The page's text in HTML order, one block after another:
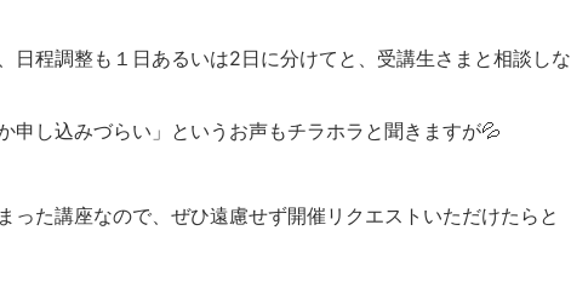
日程調整も１日あるいは2日に分けてと、受講生さまと相談しな
申し込みづらい」というお声もチラホラと聞きますが💦
った講座なので、ぜひ遠慮せず開催リクエストいただけたらと